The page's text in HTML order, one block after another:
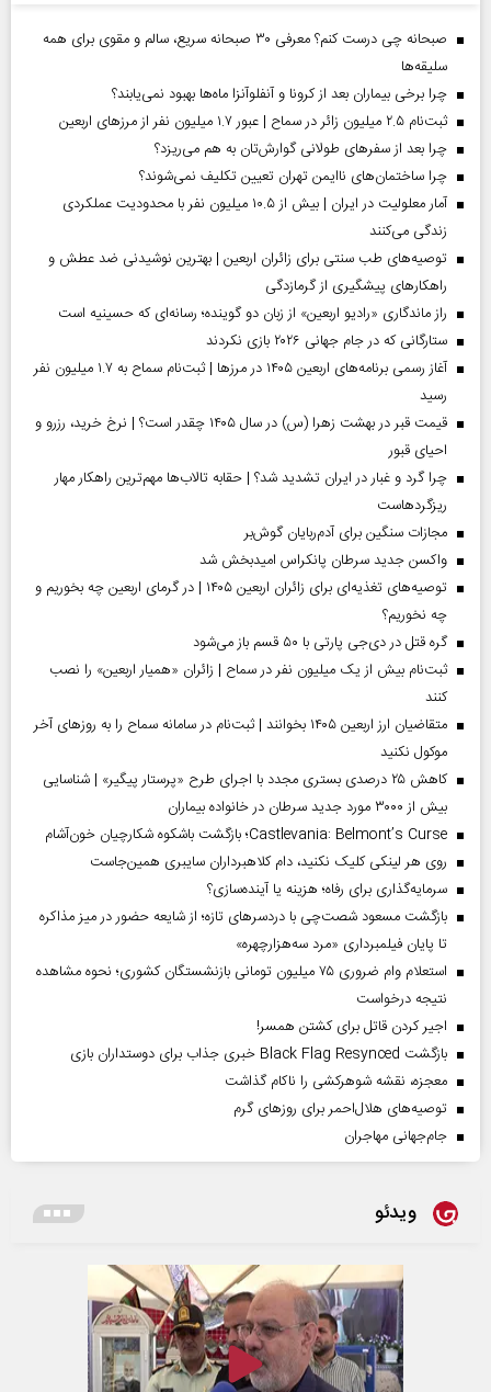
صبحانه چی درست کنم؟ معرفی ۳۰ صبحانه سریع، سالم و مقوی برای همه
سلیقه‌ها
چرا برخی بیماران بعد از کرونا و آنفلوآنزا ماه‌ها بهبود نمی‌یابند؟
ثبت‌نام ۲.۵ میلیون زائر در سماح | عبور ۱.۷ میلیون نفر از مرز‌های اربعین
چرا بعد از سفرهای طولانی گوارش‌تان به هم می‌ریزد؟
چرا ساختمان‌های ناایمن تهران تعیین تکلیف نمی‌شوند؟
آمار معلولیت در ایران | بیش از ۱۰.۵ میلیون نفر با محدودیت عملکردی
زندگی می‌کنند
توصیه‌های طب سنتی برای زائران اربعین | بهترین نوشیدنی ضد عطش و
راهکارهای پیشگیری از گرمازدگی
راز ماندگاری «رادیو اربعین» از زبان دو گوینده؛ رسانه‌ای که حسینیه است
ستارگانی که در جام جهانی ۲۰۲۶ بازی نکردند
آغاز رسمی برنامه‌های اربعین ۱۴۰۵ در مرز‌ها | ثبت‌نام سماح به ۱.۷ میلیون نفر
رسید
قیمت قبر در بهشت زهرا (س) در سال ۱۴۰۵ چقدر است؟ | نرخ خرید، رزرو و
احیای قبور
چرا گرد و غبار در ایران تشدید شد؟ | حقابه تالاب‌ها مهم‌ترین راهکار مهار
ریزگردهاست
مجازات سنگین برای آدم‌ربایان گوش‌بر
واکسن جدید سرطان پانکراس امیدبخش شد
توصیه‌های تغذیه‌ای برای زائران اربعین ۱۴۰۵ | در گرمای اربعین چه بخوریم و
چه نخوریم؟
گره قتل در دی‌جی پارتی با ۵۰ قسم باز می‌شود
ثبت‌نام بیش از یک میلیون نفر در سماح | زائران «همیار اربعین» را نصب
کنند
متقاضیان ارز اربعین ۱۴۰۵ بخوانند | ثبت‌نام در سامانه سماح را به روز‌های آخر
موکول نکنید
کاهش ۲۵ درصدی بستری مجدد با اجرای طرح «پرستار پیگیر» | شناسایی
بیش از ۳۰۰۰ مورد جدید سرطان در خانواده بیماران
Castlevania: Belmont’s Curse؛ بازگشت باشکوه شکارچیان خون‌آشام
روی هر لینکی کلیک نکنید، دام کلاهبرداران سایبری همین‌جاست
سرمایه‌گذاری برای رفاه؛ هزینه یا آینده‌سازی؟
بازگشت مسعود شصت‌چی با دردسر‌های تازه؛ از شایعه حضور در میز مذاکره
تا پایان فیلمبرداری «مرد سه‌هزارچهره»
استعلام وام ضروری ۷۵ میلیون تومانی بازنشستگان کشوری؛ نحوه مشاهده
نتیجه درخواست
اجیر کردن قاتل برای کشتن همسر!
بازگشت Black Flag Resynced خبری جذاب برای دوستداران بازی
معجزه، نقشه شوهرکشی را ناکام گذاشت
توصیه‌های هلال‌احمر برای روز‌های گرم
جام‌جهانی مهاجران
ویدئو